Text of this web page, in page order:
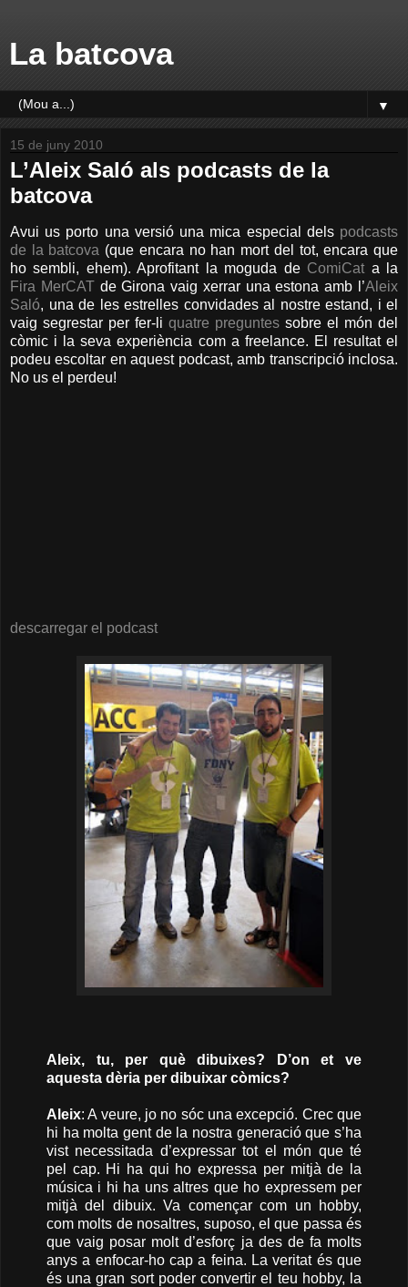
La batcova
▼
15 de juny 2010
L’Aleix Saló als podcasts de la
batcova
Avui us porto una versió una mica especial dels podcasts
de la batcova (que encara no han mort del tot, encara que
ho sembli, ehem). Aprofitant la moguda de ComiCat a la
Fira MerCATde Girona vaig xerrar una estona amb l’Aleix
Saló, una de les estrelles convidades al nostre estand, i el
vaig segrestar per fer-li quatre preguntes sobre el món del
còmic i la seva experiència com a freelance. El resultat el
podeu escoltar en aquest podcast, amb transcripció inclosa.
No us el perdeu!
descarregar el podcast
Aleix, tu, per què dibuixes? D’on et ve
aquesta dèria per dibuixar còmics?
Aleix: A veure, jo no sóc una excepció. Crec que
hi ha molta gent de la nostra generació que s’ha
vist necessitada d’expressar tot el món que té
pel cap. Hi ha qui ho expressa per mitjà de la
música i hi ha uns altres que ho expressem per
mitjà del dibuix. Va començar com un hobby,
com molts de nosaltres, suposo, el que passa és
que vaig posar molt d’esforç ja des de fa molts
anys a enfocar-ho cap a feina. La veritat és que
és una gran sort poder convertir el teu hobby, la